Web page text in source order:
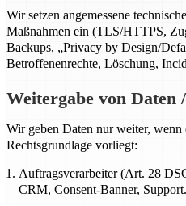
Wir setzen angemessene
Maßnahmen ein (TLS/HTTPS,
Backups, „Privacy by Design/
Betroffenenrechte, Löschung,
Weitergabe von Daten
Wir geben Daten nur weiter,
Rechtsgrundlage vorliegt:
Auftragsverarbeiter (Art. 28
CRM, Consent-Banner, Support.